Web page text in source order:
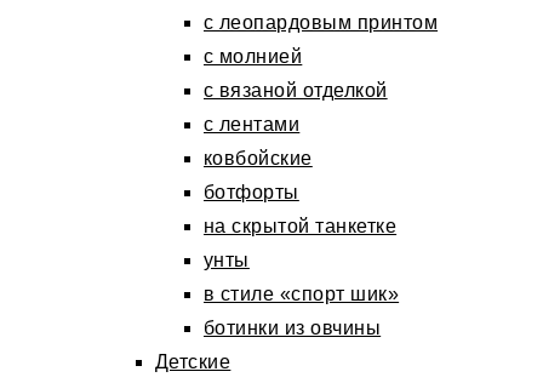
с леопардовым принтом
с молнией
с вязаной отделкой
с лентами
ковбойские
ботфорты
на скрытой танкетке
унты
в стиле «спорт шик»
ботинки из овчины
Детские